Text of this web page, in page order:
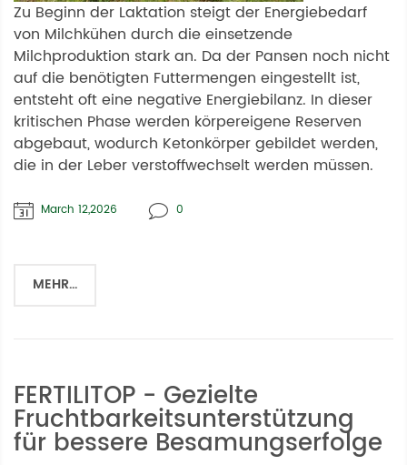
Zu Beginn der Laktation steigt der Energiebedarf
von Milchkühen durch die einsetzende
Milchproduktion stark an. Da der Pansen noch nicht
auf die benötigten Futtermengen eingestellt ist,
entsteht oft eine negative Energiebilanz. In dieser
kritischen Phase werden körpereigene Reserven
abgebaut, wodurch Ketonkörper gebildet werden,
die in der Leber verstoffwechselt werden müssen.
MEHR...
0
March 12,2026
FERTILITOP - Gezielte
Fruchtbarkeits­unterstützung
für bessere Besamungserfolge